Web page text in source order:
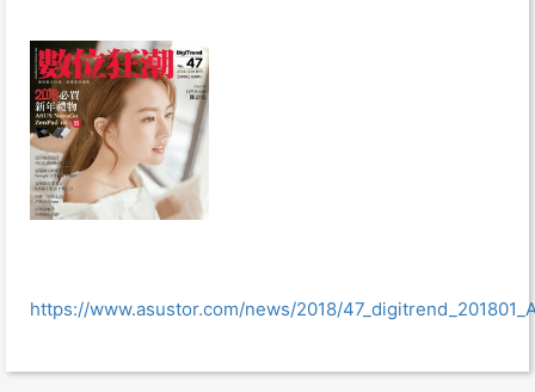
https://www.asustor.com/news/2018/